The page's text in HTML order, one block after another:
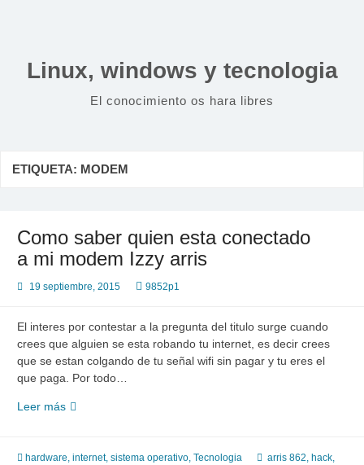
Linux, windows y tecnologia
El conocimiento os hara libres
ETIQUETA: MODEM
Como saber quien esta conectado
a mi modem Izzy arris
19 septiembre, 2015 9852p1
El interes por contestar a la pregunta del titulo surge cuando
crees que alguien se esta robando tu internet, es decir crees
que se estan colgando de tu señal wifi sin pagar y tu eres el
que paga. Por todo…
Leer másComo
esta
hardware, internet, sistema operativo, Tecnologia arris 862, hack,